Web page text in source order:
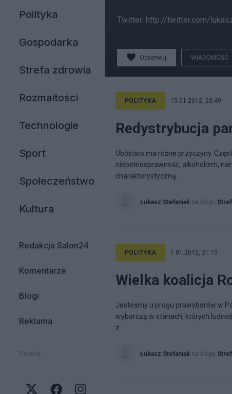
Polityka
Gospodarka
Strefa zdrowia
Rozmaitości
Technologie
Sport
Społeczeństwo
Kultura
Redakcja Salon24
Komentarze
Blogi
Reklama
Szukaj:
Twitter: http://twitter.com/
Obserwuj WIADOMOŚĆ
POLITYKA 15.01.2012, 23:49
Redystrybucja
Ubóstwo ma różne przyczyny.
niepełnosprawność, alkoholizm,
charakterystyczną...
Łukasz Stefaniak na blogu
POLITYKA 1.01.2012, 21:15
Wielka koalicja
Jesteśmy u progu prawyborów w
wyborczą w stanach, których
z...
Łukasz Stefaniak na blogu